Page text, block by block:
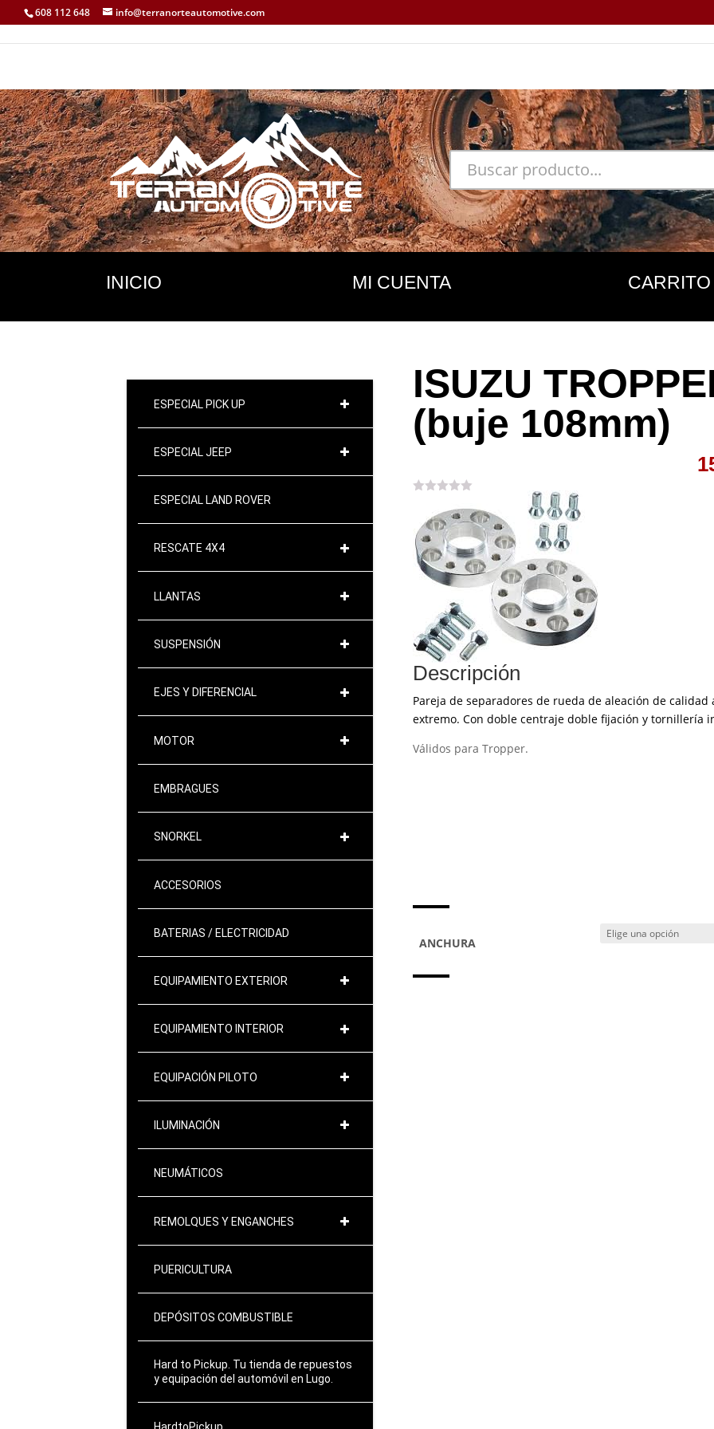
608 112 648 info@terranorteautomotive.com
INICIO MI CUENTA CARRITO
ESPECIAL PICK UP
ESPECIAL JEEP
ESPECIAL LAND ROVER
RESCATE 4X4
LLANTAS
SUSPENSIÓN
EJES Y DIFERENCIAL
MOTOR
EMBRAGUES
SNORKEL
ACCESORIOS
BATERIAS / ELECTRICIDAD
EQUIPAMIENTO EXTERIOR
EQUIPAMIENTO INTERIOR
EQUIPACIÓN PILOTO
ILUMINACIÓN
NEUMÁTICOS
REMOLQUES Y ENGANCHES
PUERICULTURA
DEPÓSITOS COMBUSTIBLE
Hard to Pickup. Tu tienda de repuestos
y equipación del automóvil en Lugo.
ISUZU
(buje 108mm)
Descripción
Pareja de separadores de rueda de aleación de
extremo. Con doble centraje doble fijación y tornillería
Válidos para Tropper.
ANCHURA